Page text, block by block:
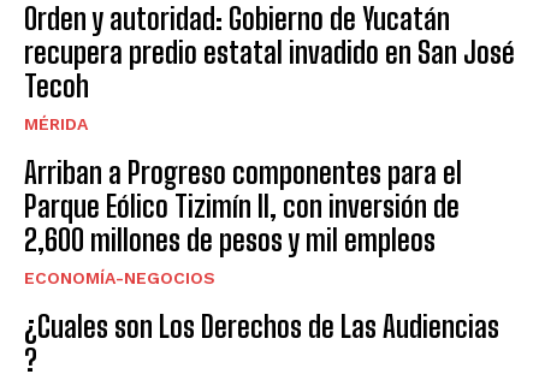
Orden y autoridad: Gobierno de Yucatán
recupera predio estatal invadido en San José
Tecoh
MÉRIDA
Arriban a Progreso componentes para el
Parque Eólico Tizimín II, con inversión de
2,600 millones de pesos y mil empleos
ECONOMÍA-NEGOCIOS
¿Cuales son Los Derechos de Las Audiencias
?